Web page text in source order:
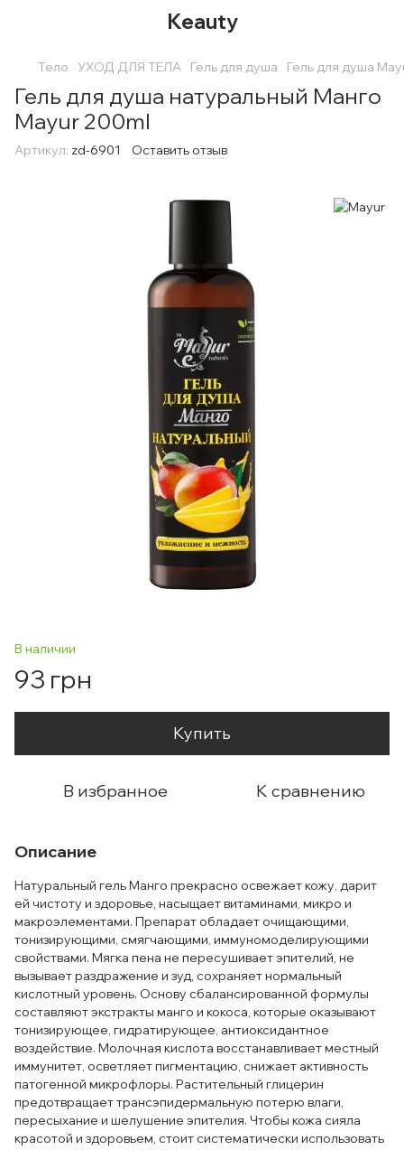
Keauty
Тело УХОД ДЛЯ ТЕЛА Гель для душа Гель для душа
Гель для душа натуральный Манго
Mayur 200ml
Артикул: zd-6901 Оставить отзыв
В наличии
93 грн
Купить
В избранное К сравнению
Описание
Натуральный гель Манго прекрасно освежает кожу, дарит
ей чистоту и здоровье, насыщает витаминами, микро и
макроэлементами. Препарат обладает очищающими,
тонизирующими, смягчающими, иммуномоделирующими
свойствами. Мягка пена не пересушивает эпителий, не
вызывает раздражение и зуд, сохраняет нормальный
кислотный уровень. Основу сбалансированной формулы
составляют экстракты манго и кокоса, которые оказывают
тонизирующее, гидратирующее, антиоксидантное
воздействие. Молочная кислота восстанавливает местный
иммунитет, осветляет пигментацию, снижает активность
патогенной микрофлоры. Растительный глицерин
предотвращает трансэпидермальную потерю влаги,
пересыхание и шелушение эпителия. Чтобы кожа сияла
красотой и здоровьем, стоит систематически использовать